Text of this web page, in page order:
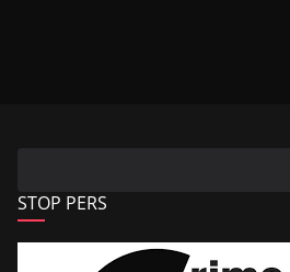
STOP PERS